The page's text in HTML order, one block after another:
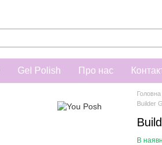
Gel Polish Про нас
Головна
Builder
В